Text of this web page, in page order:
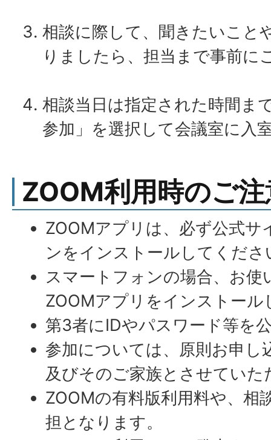
相談に際して、聞きたいこと
りましたら、担当まで事前に
相談当日は指定された時間ま
参加」を選択して会議室に入
ZOOM利用時のご
ZOOMアプリは、必ず公式サ
ンをインストールしてくださ
スマートフォンの場合、お使
ZOOMアプリをインストール
第3者にIDやパスワード等を
参加については、原則お申し
及びそのご家族とさせていた
ZOOMの有料版利用料や、相
担となります。